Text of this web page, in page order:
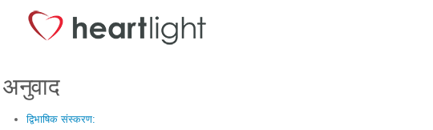
अनुवाद
द्विभाषिक संस्करण: